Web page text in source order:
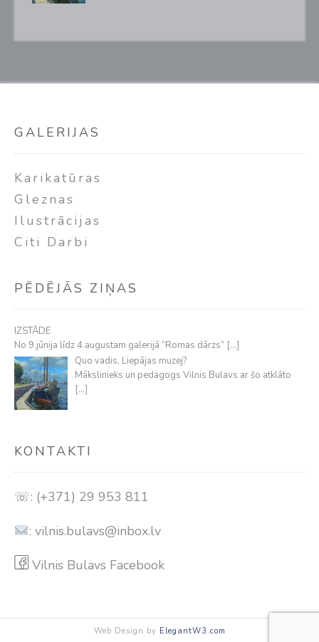
GALERIJAS
Karikatūras
Gleznas
Ilustrācijas
Citi Darbi
PĒDĒJĀS ZIŅAS
IZSTĀDE
No 9.jūnija līdz 4.augustam galerijā “Romas dārzs” […]
Quo vadis, Liepājas muzej?
Mākslinieks un pedagogs Vilnis Bulavs ar šo atklāto
[…]
KONTAKTI
☏: (+371) 29 953 811
: vilnis.bulavs@inbox.lv
Vilnis Bulavs Facebook
Web Design by ElegantW3.com